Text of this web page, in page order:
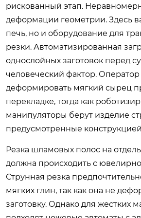
рискованный этап.
деформации геометрии. Здесь
печь, но и оборудование для
резки. Автоматизированная
однослойных заготовок перед
человеческий фактор.
деформировать мягкий сырец
перекладке, тогда как
манипуляторы берут изделие
предусмотренные
Резка шламовых полос на
должна происходить с
Струнная резка
мягких глин, так как она не
заготовку. Однако для жестких